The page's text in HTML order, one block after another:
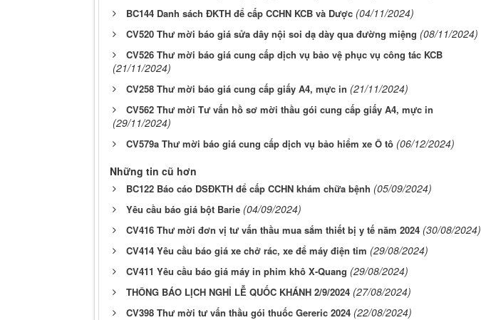
BC144 Danh sách ĐKTH để cấp CCHN KCB và Dược (04/11/2024)
CV520 Thư mời báo giá sửa dây nội soi dạ dày qua đường miệng (08/11/2024)
CV526 Thư mời báo giá cung cấp dịch vụ bảo vệ phục vụ công tác KCB
(21/11/2024)
CV258 Thư mời báo giá cung cấp giấy A4, mực in (21/11/2024)
CV562 Thư mời Tư vấn hồ sơ mời thầu gói cung cấp giấy A4, mực in
(29/11/2024)
CV579a Thư mời báo giá cung cấp dịch vụ bảo hiểm xe Ô tô (06/12/2024)
Những tin cũ hơn
BC122 Báo cáo DSĐKTH để cấp CCHN khám chữa bệnh (05/09/2024)
Yêu cầu báo giá bột Barie (04/09/2024)
CV416 Thư mời đơn vị tư vấn thầu mua sắm thiết bị y tế năm 2024 (30/08/2024)
CV414 Yêu cầu báo giá xe chở rác, xe để máy điện tim (29/08/2024)
CV411 Yêu cầu báo giá máy in phim khô X-Quang (29/08/2024)
THÔNG BÁO LỊCH NGHỈ LỄ QUỐC KHÁNH 2/9/2024 (27/08/2024)
CV398 Thư mời tư vấn thầu gói thuốc Gereric 2024 (22/08/2024)